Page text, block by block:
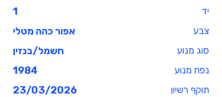
יד 1
צבע אפור כהה מטלי
סוג מנוע חשמל/בנזין
נפח מנוע 1984
תוקף רשיון 23/03/2026